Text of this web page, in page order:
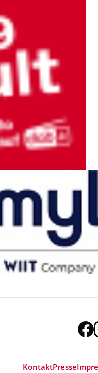
KontaktPresse